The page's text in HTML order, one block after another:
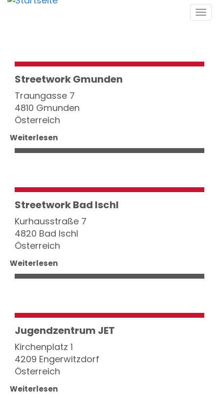
Direkt
Streetwork Gmunden
Traungasse 7
4810 Gmunden
Österreich
Weiterlesen
Streetwork Bad Ischl
Kurhausstraße 7
4820 Bad Ischl
Österreich
Weiterlesen
Jugendzentrum JET
Kirchenplatz 1
4209 Engerwitzdorf
Österreich
Weiterlesen